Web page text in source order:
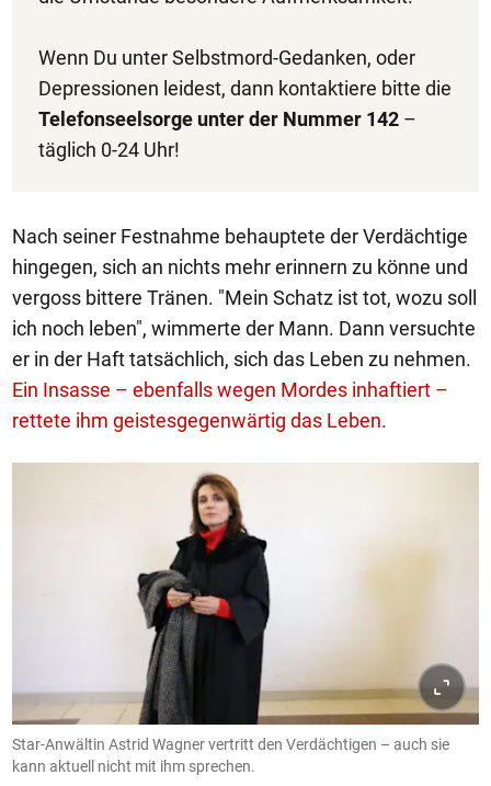
Wenn Du unter Selbstmord-Gedanken, oder
Depressionen leidest, dann kontaktiere bitte die
Telefonseelsorge unter der Nummer 142 –
täglich 0-24 Uhr!
Nach seiner Festnahme behauptete der Verdächtige
hingegen, sich an nichts mehr erinnern zu könne und
vergoss bittere Tränen. "Mein Schatz ist tot, wozu soll
ich noch leben", wimmerte der Mann. Dann versuchte
er in der Haft tatsächlich, sich das Leben zu nehmen.
Ein Insasse – ebenfalls wegen Mordes inhaftiert –
rettete ihm geistesgegenwärtig das Leben.
Star-Anwältin Astrid Wagner vertritt den Verdächtigen – auch sie
kann aktuell nicht mit ihm sprechen.